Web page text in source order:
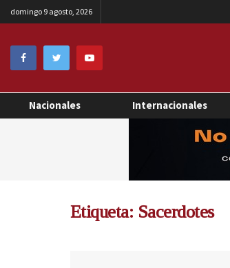
domingo 9 agosto, 2026
Nacionales Internacionales
Etiqueta: Sacerdotes